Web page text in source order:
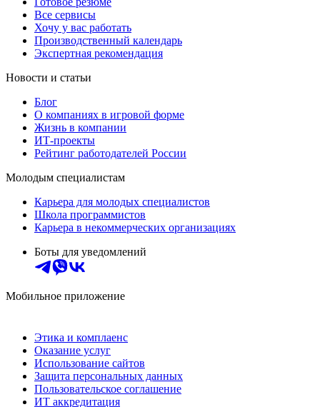
Все сервисы
Хочу у вас работать
Производственный календарь
Экспертная рекомендация
Новости и статьи
Блог
О компаниях в игровой форме
Жизнь в компании
ИТ-проекты
Рейтинг работодателей России
Молодым специалистам
Карьера для молодых специалистов
Школа программистов
Карьера в некоммерческих организациях
Боты для уведомлений
Мобильное приложение
Этика и комплаенс
Оказание услуг
Использование сайтов
Защита персональных данных
Пользовательское соглашение
ИТ аккредитация